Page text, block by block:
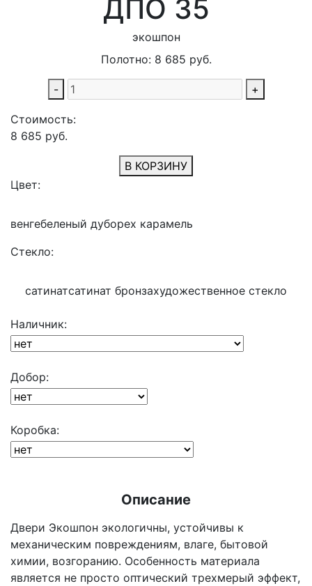
ДПО 35
экошпон
Полотно: 8 685 руб.
- +
Стоимость:
8 685 руб.
В КОРЗИНУ
Цвет:
венгебеленый дуборех карамель
Стекло:
сатинатсатинат бронзахудожественное стекло
Наличник:
Добор:
Коробка:
Описание
Двери Экошпон экологичны, устойчивы к
механическим повреждениям, влаге, бытовой
химии, возгоранию. Особенность материала
является не просто оптический трехмерый эффект,